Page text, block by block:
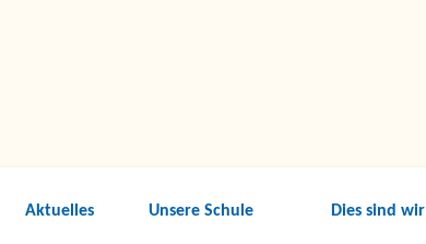
Aktuelles Unsere Schule Dies sind wir